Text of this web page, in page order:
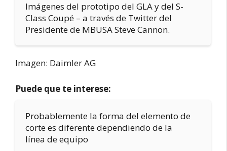
Imágenes del prototipo del GLA y del S-
Class Coupé – a través de Twitter del
Presidente de MBUSA Steve Cannon.
Imagen: Daimler AG
Puede que te interese:
Probablemente la forma del elemento de
corte es diferente dependiendo de la
línea de equipo